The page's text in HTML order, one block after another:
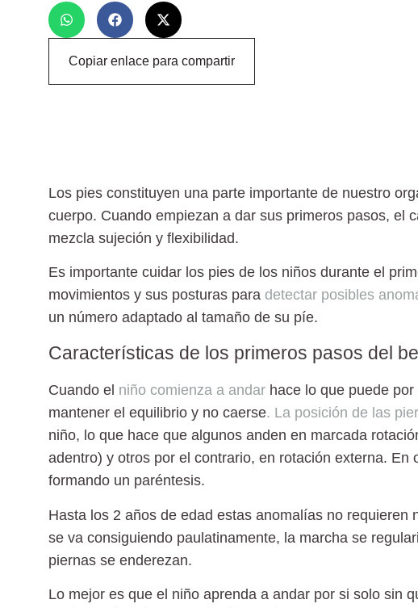
Copiar enlace para compartir
Los pies constituyen una parte importante de nuestro
cuerpo. Cuando empiezan a dar sus primeros pasos, el
mezcla sujeción y flexibilidad.
Es importante cuidar los pies de los niños durante el
movimientos y sus posturas para detectar posibles
un número adaptado al tamaño de su píe.
Características de los primeros pasos del
Cuando el niño comienza a andar hace lo que puede
mantener el equilibrio y no caerse. La posición de las
niño, lo que hace que algunos anden en marcada
adentro) y otros por el contrario, en rotación externa. En
formando un paréntesis.
Hasta los 2 años de edad estas anomalías no requieren
se va consiguiendo paulatinamente, la marcha se
piernas se enderezan.
Lo mejor es que el niño aprenda a andar por si solo sin